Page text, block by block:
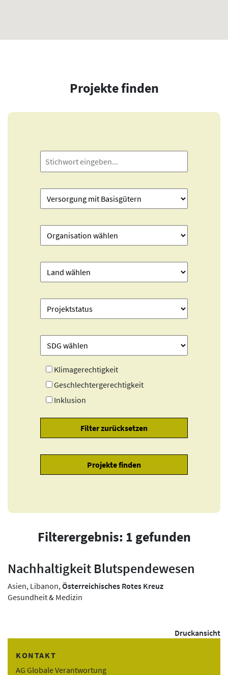
Projekte finden
Klimagerechtigkeit
Geschlechtergerechtigkeit
Inklusion
Filterergebnis: 1 gefunden
Nachhaltigkeit Blutspendewesen
Asien, Libanon, Österreichisches Rotes Kreuz
Gesundheit & Medizin
Druckansicht
KONTAKT
AG Globale Verantwortung